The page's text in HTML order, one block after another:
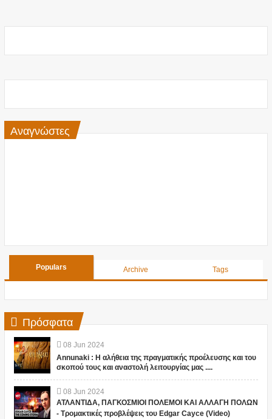
Αναγνώστες
Populars Archive Tags
Πρόσφατα
08 Jun 2024
Annunaki : Η αλήθεια της πραγματικής προέλευσης και του
σκοπού τους και αναστολή λειτουργίας μας ....
08 Jun 2024
ΑΤΛΑΝΤΙΔΑ, ΠΑΓΚΟΣΜΙΟΙ ΠΟΛΕΜΟΙ ΚΑΙ ΑΛΛΑΓΗ ΠΟΛΩΝ
- Τρομακτικές προβλέψεις του Edgar Cayce (Video)